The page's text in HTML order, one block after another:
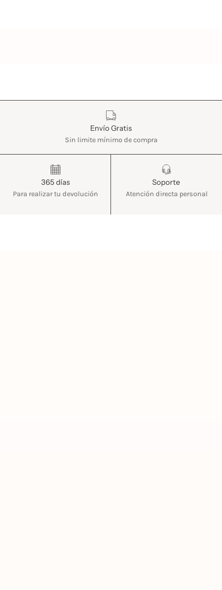
Envío Gratis
Sin limite mínimo de compra
365 días
Para realizar tu devolución
Soporte
Atención directa personal